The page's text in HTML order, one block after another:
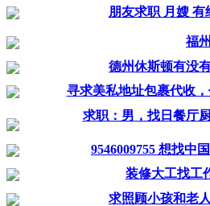
朋友求职 月嫂 有
福
德州休斯顿有没
寻求美私地址包裹代收
求职：男，找日餐厅
9546009755 想找中
装修大工找工
求照顾小孩和老